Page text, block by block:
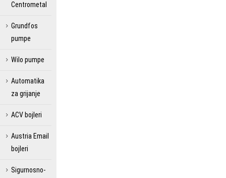
Centrometal
Grundfos
pumpe
Wilo pumpe
Automatika
za grijanje
ACV bojleri
Austria Email
bojleri
Sigurnosno-